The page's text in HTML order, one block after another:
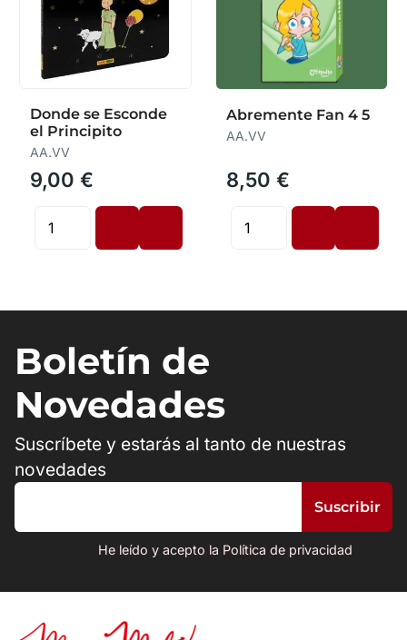
Donde se Esconde
el Principito
AA.VV
9,00 €
Abremente Fan 4 5
AA.VV
8,50 €
Boletín de
Novedades
Suscríbete y estarás al tanto de nuestras
novedades
He leído y acepto la Política de privacidad